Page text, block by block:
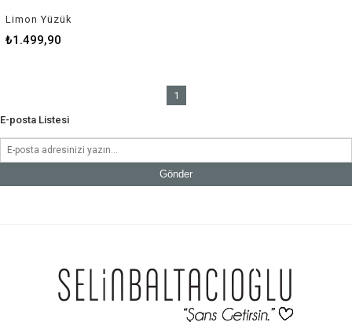
Limon Yüzük
₺1.499,90
1
E-posta Listesi
Gönder